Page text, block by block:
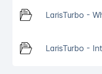
LarisTurbo -
LarisTurbo -